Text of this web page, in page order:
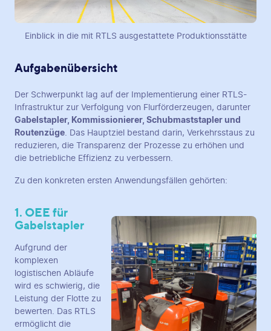
Einblick in die mit RTLS ausgestattete Produktionsstätte
Aufgabenübersicht
Der Schwerpunkt lag auf der Implementierung einer RTLS-
Infrastruktur zur Verfolgung von Flurförderzeugen, darunter
Gabelstapler, Kommissionierer, Schubmaststapler und
Routenzüge . Das Hauptziel bestand darin, Verkehrsstaus zu
reduzieren, die Transparenz der Prozesse zu erhöhen und
die betriebliche Effizienz zu verbessern.
Zu den konkreten ersten Anwendungsfällen gehörten:
1. OEE für
Gabelstapler
Aufgrund der
komplexen
logistischen Abläufe
wird es schwierig, die
Leistung der Flotte zu
bewerten. Das RTLS
ermöglicht die